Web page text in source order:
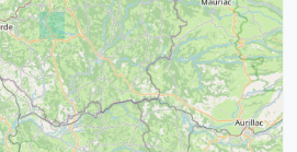
15
21
14
68
43